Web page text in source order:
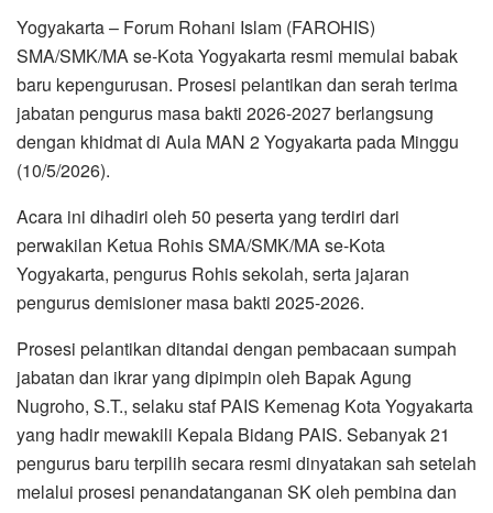
Yogyakarta – Forum Rohani Islam (FAROHIS)
SMA/SMK/MA se-Kota Yogyakarta resmi memulai babak
baru kepengurusan. Prosesi pelantikan dan serah terima
jabatan pengurus masa bakti 2026-2027 berlangsung
dengan khidmat di Aula MAN 2 Yogyakarta pada Minggu
(10/5/2026).
Acara ini dihadiri oleh 50 peserta yang terdiri dari
perwakilan Ketua Rohis SMA/SMK/MA se-Kota
Yogyakarta, pengurus Rohis sekolah, serta jajaran
pengurus demisioner masa bakti 2025-2026.
Prosesi pelantikan ditandai dengan pembacaan sumpah
jabatan dan ikrar yang dipimpin oleh Bapak Agung
Nugroho, S.T., selaku staf PAIS Kemenag Kota Yogyakarta
yang hadir mewakili Kepala Bidang PAIS. Sebanyak 21
pengurus baru terpilih secara resmi dinyatakan sah setelah
melalui prosesi penandatanganan SK oleh pembina dan